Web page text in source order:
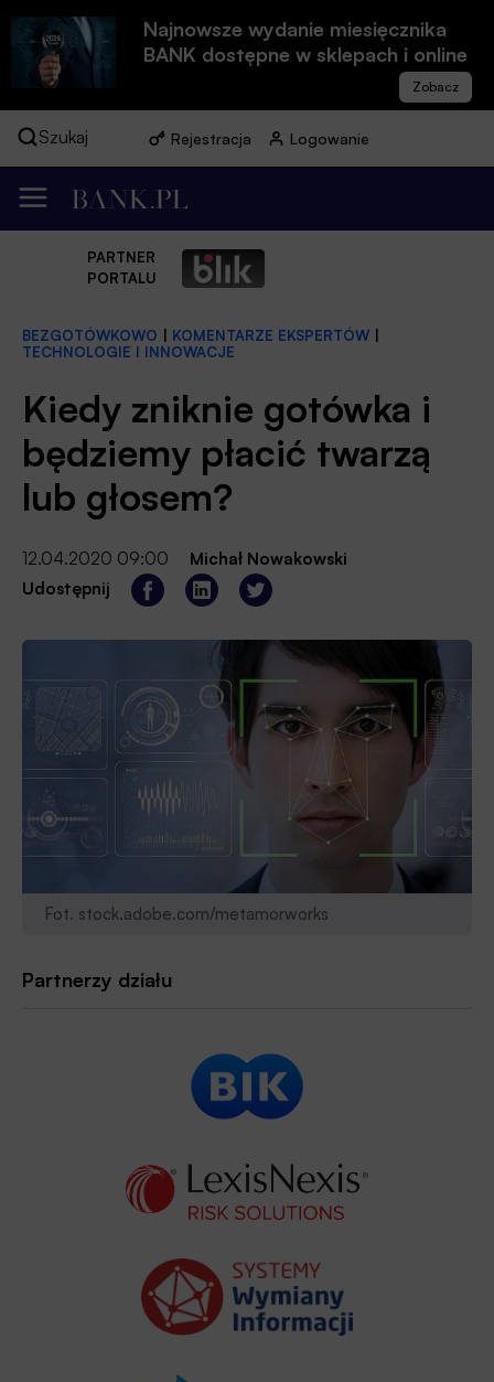
Najnowsze wydanie miesięcznika
BANK dostępne w sklepach i online
Szukaj Rejestracja Logowanie
PARTNER
PORTALU
BEZGOTÓWKOWO KOMENTARZE EKSPERTÓW
TECHNOLOGIE I INNOWACJE
Kiedy zniknie gotówka i
będziemy płacić twarzą
lub głosem?
12.04.2020 09:00
Michał Nowakowski
Udostępnij
Fot. stock.adobe.com/metamorworks
Partnerzy działu